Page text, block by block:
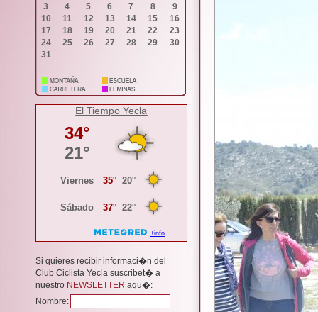
3
4 5 6 7 8
9
10
11 12 13 14 15
16
17
18 19 20 21 22
23
24
25 26 27 28 29
30
31
El Tiempo Yecla
Si quieres recibir informaci�n del
Club Ciclista Yecla suscribet� a
nuestro NEWSLETTER aqu�:
Nombre: